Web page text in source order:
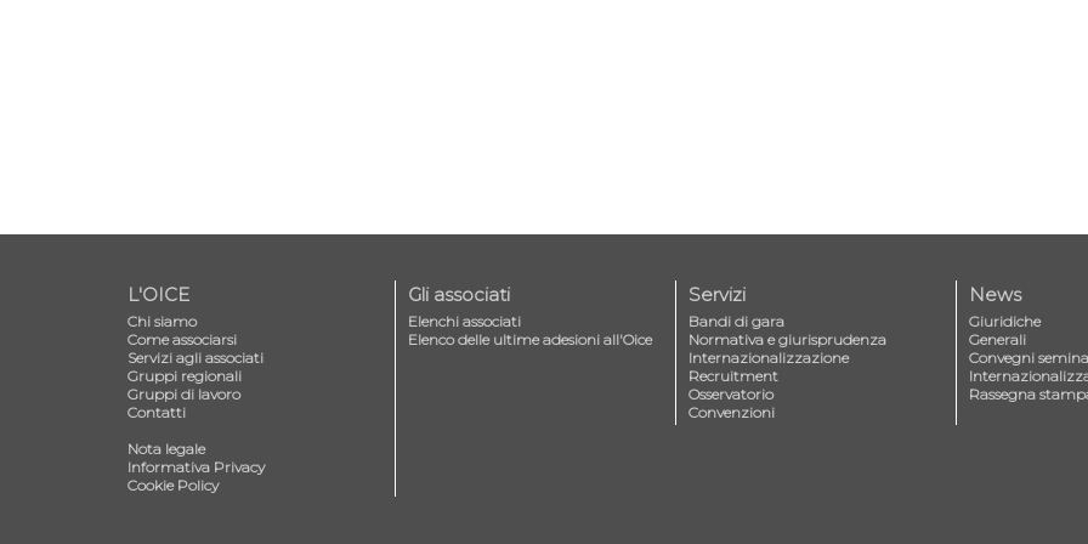
L'OICE
Chi siamo
Come associarsi
Servizi agli associati
Gruppi regionali
Gruppi di lavoro
Contatti
Nota legale
Informativa Privacy
Cookie Policy
Gli associati
Elenchi associati
Elenco delle ultime adesioni all'Oice
Servizi
Bandi di gara
Normativa e giurisprudenza
Internazionalizzazione
Recruitment
Osservatorio
Convenzioni
News
Giuridiche
Generali
Convegni
Rassegna